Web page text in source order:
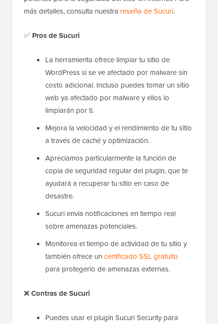
más detalles, consulta nuestra reseña de Sucuri.
✅ Pros de Sucuri
La herramienta ofrece limpiar tu sitio de
WordPress si se ve afectado por malware sin
costo adicional. Incluso puedes tomar un sitio
web ya afectado por malware y ellos lo
limpiarán por ti.
Mejora la velocidad y el rendimiento de tu sitio
a través de caché y optimización.
Apreciamos particularmente la función de
copia de seguridad regular del plugin, que te
ayudará a recuperar tu sitio en caso de
desastre.
Sucuri envía notificaciones en tiempo real
sobre amenazas potenciales.
Monitorea el tiempo de actividad de tu sitio y
también ofrece un certificado SSL gratuito
para protegerlo de amenazas externas.
❌Contras de Sucuri
Puedes usar el plugin Sucuri Security para